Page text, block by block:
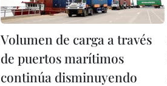
Volumen de carga a través
de puertos marítimos
continúa disminuyendo